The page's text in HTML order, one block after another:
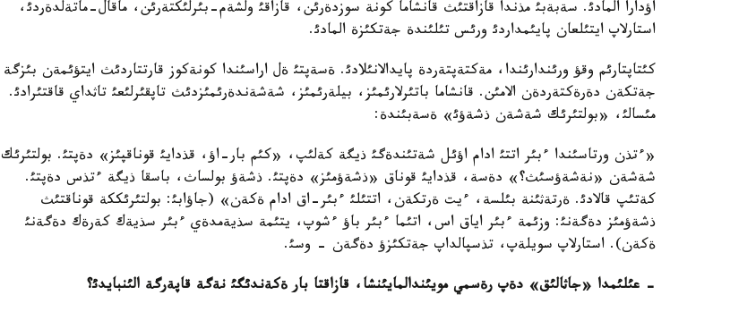
اؤدارا المادئ. سةبةبئ مذندا قازاقتئث قانشاما كونة سوزدةرئن، قازاقئ ولشةم-بئرلئكتةرئن، ماقال-ماتةلدةردئ،
استارلاپ ايتئلعان پايئمداردئ ورئس تئلئندة جةتكئزة المادئ.
كئتاپتارئم وقؤ ورئندارئندا، مةكتةپتةردة پايدالانئلادئ. ةسةپتئ ةل اراسئندا كونةكوز قارتتاردئث ايتؤئمةن بئزگة
جةتكةن دةرةكتةردةن الامئن. قانشاما باتئرلارئمئز، بيلةرئمئز، شةشةندةرئمئزدئث تاپقئرلئعئ تاثداي قاقتئرادئ.
مئسالئ، «بولتئرئك شةشةن ذشةؤئ» ةسةبئندة:
«ءتذن ورتاسئندا ءبئر اتتئ ادام اؤئل شةتئندةگئ ذيگة كةلئپ، «كئم بار-اؤ، قذدايئ قوناقپئز» دةپتئ. بولتئرئك
شةشةن «نةشةؤسئث؟» دةسة، قذدايئ قوناق «ذشةؤمئز» دةپتئ. ذشةؤ بولساث، باسقا ذيگة ءتذس دةپتئ.
كةتئپ قالادئ. ةرتةثئنة بئلسة، ءيت ةرتكةن، اتتئلئ ءبئر-اق ادام ةكةن» (جاؤابئ: بولتئرئككة قوناقتئث
ذشةؤمئز دةگةنئ: وزئمة ءبئر اياق اس، اتئما ءبئر باؤ ءشوپ، يتئمة سذيةمدةي ءبئر سذيةك كةرةك دةگةنئ
ةكةن). استارلاپ سويلةپ، تذسپالداپ جةتكئزؤ دةگةن - وسئ.
- عئلئمدا «جاثالئق» دةپ رةسمي مويئندالمايئنشا، قازاقتا بار ةكةندئگئ نةگة قاپةرگة الئنبايدئ؟